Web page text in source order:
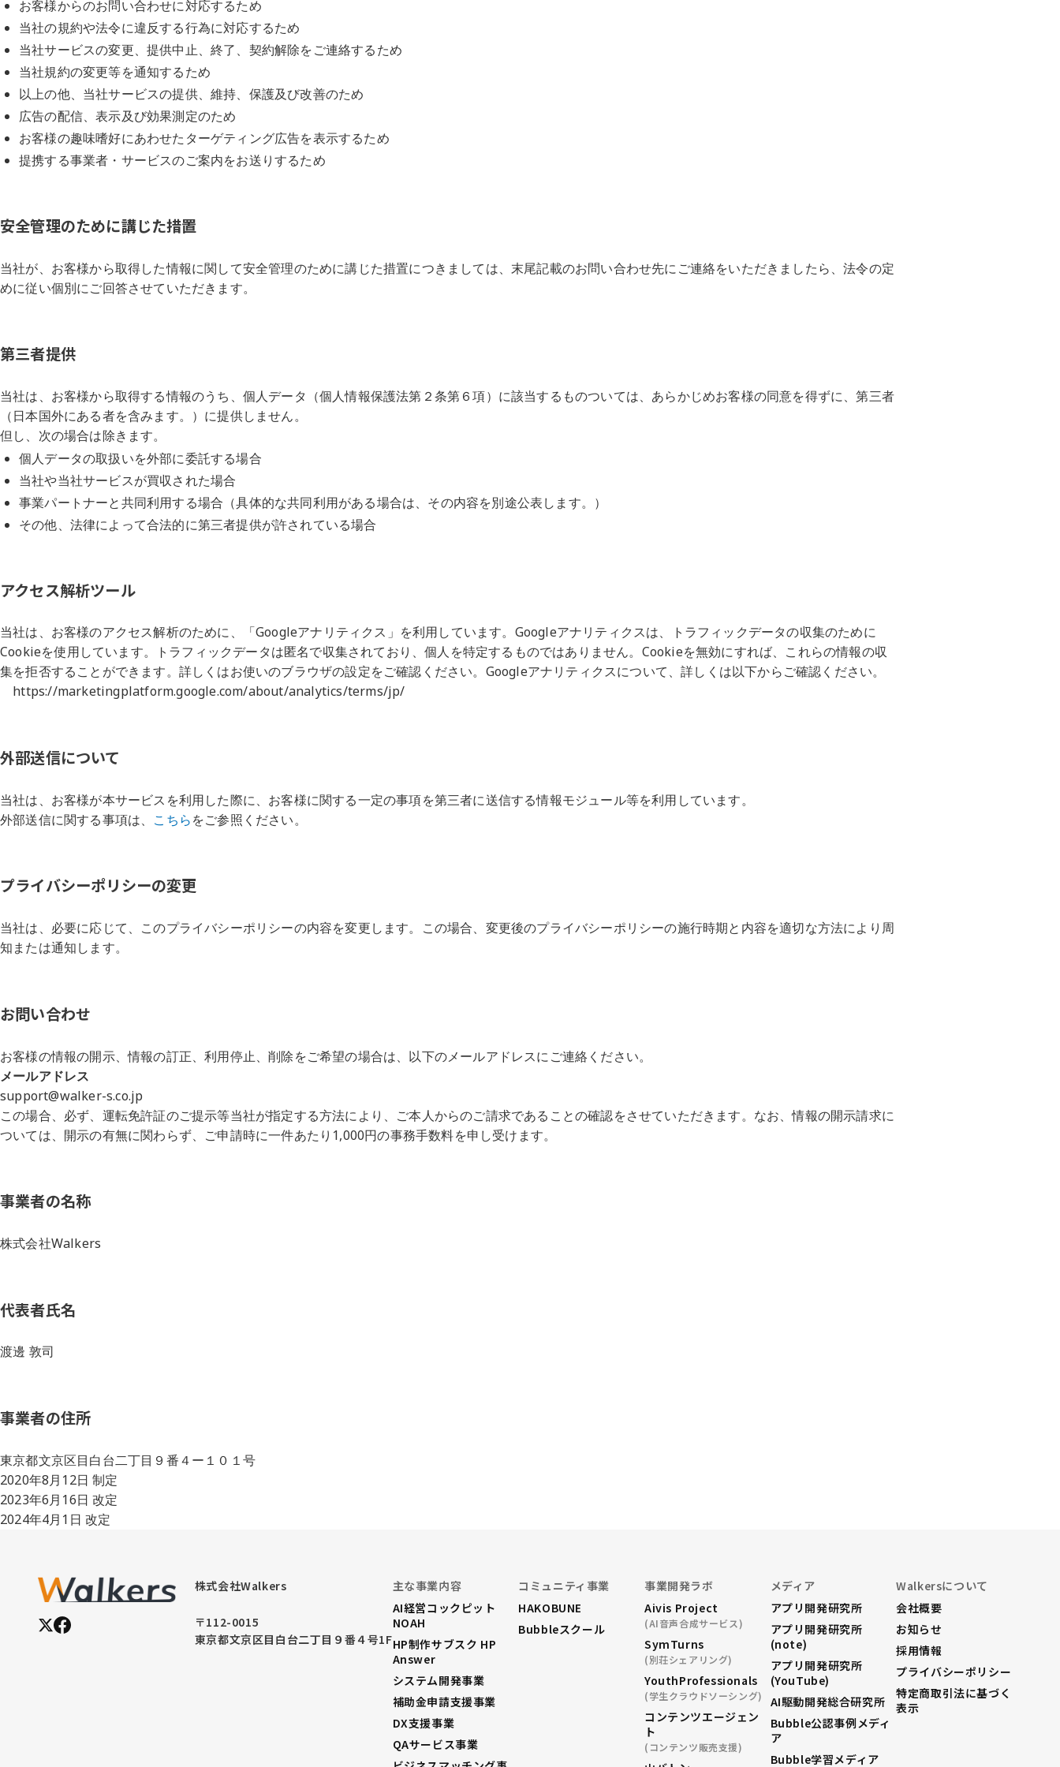
お客様からのお問い合わせに対応するため
当社の規約や法令に違反する行為に対応するため
当社サービスの変更、提供中止、終了、契約解除をご連絡するため
当社規約の変更等を通知するため
以上の他、当社サービスの提供、維持、保護及び改善のため
広告の配信、表示及び効果測定のため
お客様の趣味嗜好にあわせたターゲティング広告を表示するため
提携する事業者・サービスのご案内をお送りするため
安全管理のために講じた措置
当社が、お客様から取得した情報に関して安全管理のために講じた措置につきましては、末尾記載のお問い合わせ先にご連絡をいただきましたら、法令の定
めに従い個別にご回答させていただきます。
第三者提供
当社は、お客様から取得する情報のうち、個人データ（個人情報保護法第２条第６項）に該当するものついては、あらかじめお客様の同意を得ずに、第三者
（日本国外にある者を含みます。）に提供しません。
但し、次の場合は除きます。
個人データの取扱いを外部に委託する場合
当社や当社サービスが買収された場合
事業パートナーと共同利用する場合（具体的な共同利用がある場合は、その内容を別途公表します。）
その他、法律によって合法的に第三者提供が許されている場合
アクセス解析ツール
当社は、お客様のアクセス解析のために、「Googleアナリティクス」を利用しています。 Googleアナリティクスは、トラフィックデータの収集のために
Cookieを使用しています。トラフィックデータは匿名で収集されており、個人を特定するものではありません。 Cookieを無効にすれば、これらの情報の収
集を拒否することができます。詳しくはお使いのブラウザの設定をご確認ください。 Googleアナリティクスについて、詳しくは以下からご確認ください。
https://marketingplatform.google.com/about/analytics/terms/jp/
外部送信について
当社は、お客様が本サービスを利用した際に、お客様に関する一定の事項を第三者に送信する情報モジュール等を利用しています。
外部送信に関する事項は、 こちらをご参照ください。
プライバシーポリシーの変更
当社は、必要に応じて、このプライバシーポリシーの内容を変更します。この場合、変更後のプライバシーポリシーの施行時期と内容を適切な方法により周
知または通知します。
お問い合わせ
お客様の情報の開示、情報の訂正、利用停止、削除をご希望の場合は、以下のメールアドレスにご連絡ください。
メールアドレス
support@walker-s.co.jp
この場合、必ず、運転免許証のご提示等当社が指定する方法により、ご本人からのご請求であることの確認をさせていただきます。なお、情報の開示請求に
ついては、開示の有無に関わらず、ご申請時に一件あたり 1,000円の事務手数料を申し受けます。
事業者の名称
株式会社Walkers
代表者氏名
渡邊 敦司
事業者の住所
東京都文京区目白台二丁目９番４ー１０１号
2020年8月12日 制定
2023年6月16日 改定
2024年4月1日 改定
株式会社Walkers
〒112-0015
東京都文京区目白台二丁目９番４号1F
主な事業内容
AI経営コックピット
NOAH
HP制作サブスク HP
Answer
システム開発事業
補助金申請支援事業
DX支援事業
QAサービス事業
コミュニティ事業
HAKOBUNE
Bubbleスクール
事業開発ラボ
Aivis Project
(AI音声合成サービス)
SymTurns
(別荘シェアリング)
YouthProfessionals
(学生クラウドソーシング)
コンテンツエージェン
ト
(コンテンツ販売支援)
メディア
アプリ開発研究所
アプリ開発研究所
(note)
アプリ開発研究所
(YouTube)
AI駆動開発総合研究所
Bubble公認事例メディ
ア
Bubble学習メディア
Walkersについて
会社概要
お知らせ
採用情報
プライバシーポリシー
特定商取引法に基づく
表示